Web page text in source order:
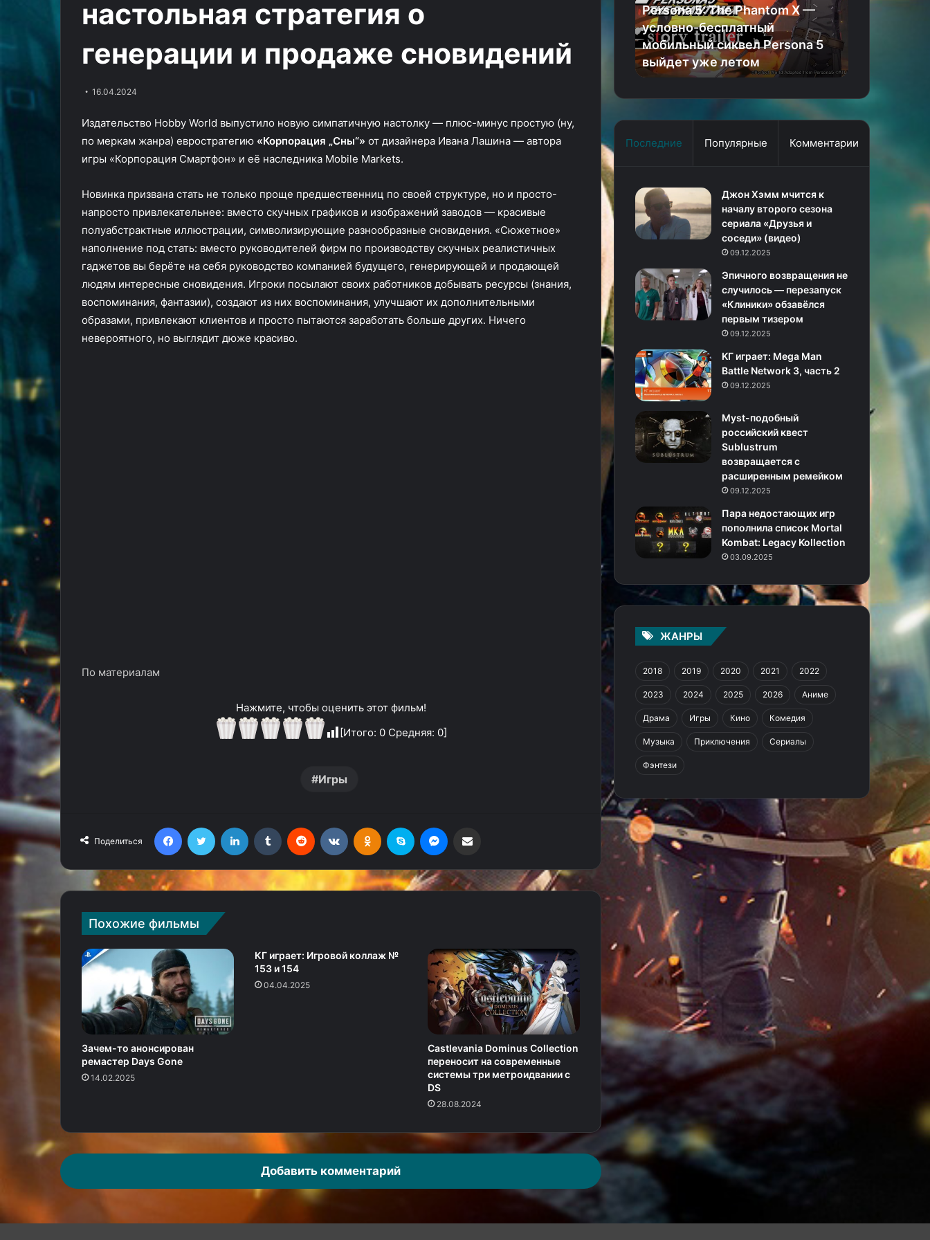
настольная стратегия о
генерации и продаже сновидений
16.04.2024
Издательство Hobby World выпустило новую симпатичную настолку — плюс-минус простую (ну,
по меркам жанра) евростратегию «Корпорация „Сны“» от дизайнера Ивана Лашина — автора
игры «Корпорация Смартфон» и её наследника Mobile Markets.
Новинка призвана стать не только проще предшественниц по своей структуре, но и просто-
напросто привлекательнее: вместо скучных графиков и изображений заводов — красивые
полуабстрактные иллюстрации, символизирующие разнообразные сновидения. «Сюжетное»
наполнение под стать: вместо руководителей фирм по производству скучных реалистичных
гаджетов вы берёте на себя руководство компанией будущего, генерирующей и продающей
людям интересные сновидения. Игроки посылают своих работников добывать ресурсы (знания,
воспоминания, фантазии), создают из них воспоминания, улучшают их дополнительными
образами, привлекают клиентов и просто пытаются заработать больше других. Ничего
невероятного, но выглядит дюже красиво.
По материалам
Нажмите, чтобы оценить этот фильм!
[Итого: 0Средняя: 0]
Игры
Поделиться
FacebookTwitter LinkedIn Tumblr Reddit ВконтактеОдноклассники
Skype
Похожие фильмы
Зачем-то анонсирован
ремастер Days Gone
14.02.2025
КГ играет: Игровой коллаж №
153 и 154
04.04.2025
Castlevania Dominus Collection
переносит на современные
системы три метроидвании с
DS
28.08.2024
Добавить комментарий
южнокорейском
«Микки
17»
Меньше клоунады и больше
насилия в южнокорейском
трейлере «Микки 17» с
Робертом Паттинсоном
закрытия
Nine,
переключилась
Nine, переключилась на новую
игру
—
условно-
бесплатный
мобильный
сиквел
Persona
уже
Persona 5: The Phantom X —
условно-бесплатный
мобильный сиквел Persona 5
выйдет уже летом
злом
Кингстауна»
Последние Популярные Комментарии
Джон Хэмм мчится к
началу второго сезона
сериала «Друзья и
соседи» (видео)
09.12.2025
Эпичного возвращения не
случилось — перезапуск
«Клиники» обзавёлся
первым тизером
09.12.2025
KГ игpaeт: Mega Man
Battle Network 3, часть 2
09.12.2025
Myst-подобный
российский квест
Sublustrum
возвращается с
расширенным ремейком
09.12.2025
Пара недостающих игр
пополнила список Mortal
Kombat: Legacy Kollection
03.09.2025
ЖАНРЫ
2018 2019 2020 2021 2022
2023 2024 2025 2026 Аниме
Драма Игры Кино Комедия
Музыка Приключения Сериалы
Фэнтези